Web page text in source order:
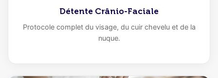
Détente Crânio-Faciale
Protocole complet du visage, du cuir chevelu et de la
nuque.